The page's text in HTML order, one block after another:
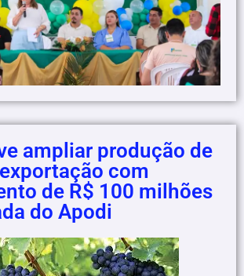
ampliar produção de
com
de R$ 100 milhões
do Apodi